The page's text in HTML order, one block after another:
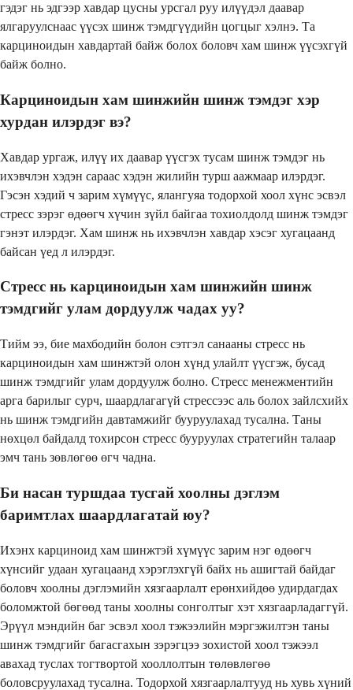
гэдэг нь эдгээр хавдар цусны урсгал руу илүүдэл даавар
ялгаруулснаас үүсэх шинж тэмдгүүдийн цогцыг хэлнэ. Та
карциноидын хавдартай байж болох боловч хам шинж үүсэхгүй
байж болно.
Карциноидын хам шинжийн шинж тэмдэг хэр
хурдан илэрдэг вэ?
Хавдар ургаж, илүү их даавар үүсгэх тусам шинж тэмдэг нь
ихэвчлэн хэдэн сараас хэдэн жилийн турш аажмаар илэрдэг.
Гэсэн хэдий ч зарим хүмүүс, ялангуяа тодорхой хоол хүнс эсвэл
стресс зэрэг өдөөгч хүчин зүйл байгаа тохиолдолд шинж тэмдэг
гэнэт илэрдэг. Хам шинж нь ихэвчлэн хавдар хэсэг хугацаанд
байсан үед л илэрдэг.
Стресс нь карциноидын хам шинжийн шинж
тэмдгийг улам дордуулж чадах уу?
Тийм ээ, бие махбодийн болон сэтгэл санааны стресс нь
карциноидын хам шинжтэй олон хүнд улайлт үүсгэж, бусад
шинж тэмдгийг улам дордуулж болно. Стресс менежментийн
арга барилыг сурч, шаардлагагүй стрессээс аль болох зайлсхийх
нь шинж тэмдгийн давтамжийг бууруулахад тусална. Таны
нөхцөл байдалд тохирсон стресс бууруулах стратегийн талаар
эмч тань зөвлөгөө өгч чадна.
Би насан туршдаа тусгай хоолны дэглэм
баримтлах шаардлагатай юу?
Ихэнх карциноид хам шинжтэй хүмүүс зарим нэг өдөөгч
хүнсийг удаан хугацаанд хэрэглэхгүй байх нь ашигтай байдаг
боловч хоолны дэглэмийн хязгаарлалт ерөнхийдөө удирдагдах
боломжтой бөгөөд таны хоолны сонголтыг хэт хязгаарладаггүй.
Эрүүл мэндийн баг эсвэл хоол тэжээлийн мэргэжилтэн таны
шинж тэмдгийг багасгахын зэрэгцээ зохистой хоол тэжээл
авахад туслах тогтвортой хооллолтын төлөвлөгөө
боловсруулахад тусална. Тодорхой хязгаарлалтууд нь хувь хүний